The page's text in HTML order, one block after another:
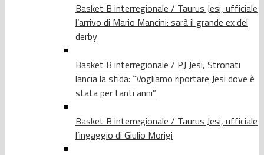
Basket B interregionale / Taurus Jesi, ufficiale
l’arrivo di Mario Mancini: sarà il grande ex del
derby
Basket B interregionale / PJ Jesi, Stronati
lancia la sfida: “Vogliamo riportare Jesi dove è
stata per tanti anni”
Basket B interregionale / Taurus Jesi, ufficiale
l’ingaggio di Giulio Morigi